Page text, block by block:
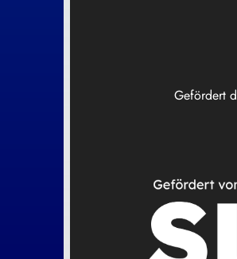
Gefördert